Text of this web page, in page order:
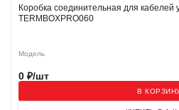
Коробка соединительная для кабелей
TERMBOXPRO060
Модель
0 ₽/шт
В